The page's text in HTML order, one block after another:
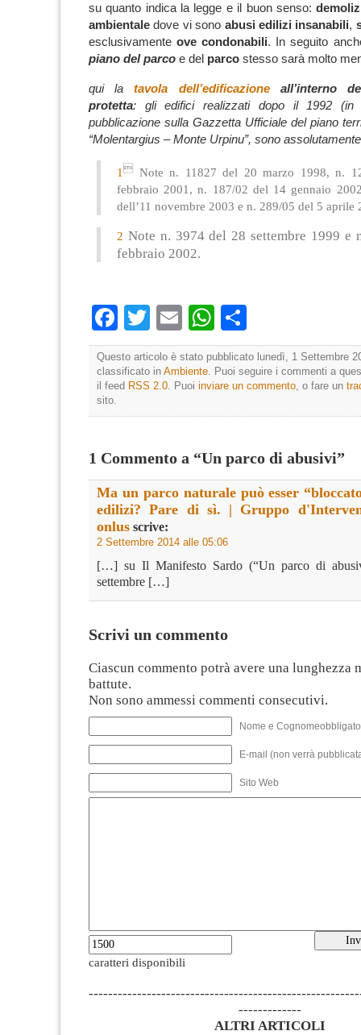
su quanto indica la legge e il buon senso:
ambientale dove vi sono abusi edilizi insanabili,
esclusivamenteove condonabili. In seguito
piano del parco e del parco stesso sarà molto
qui latavola dell’edificazioneall’interno
protetta: gli edifici realizzati dopo il 1992 (in
pubblicazione sulla Gazzetta Ufficiale del piano
“Molentargius – Monte Urpinu”, sono
1  Note n. 11827 del 20 marzo 1998, n.
febbraio 2001, n. 187/02 del 14 gennaio
dell’11 novembre 2003 e n. 289/05 del 5 aprile
2 Note n. 3974 del 28 settembre 1999 e
febbraio 2002.
Facebook
TwitterEmailWhatsApp
Questo articolo è stato pubblicato lunedì, 1 Settembre
classificato in Ambiente . Puoi seguire i commenti a
il feed RSS 2.0 . Puoi inviare un commento , o fare un
sito.
1 Commento a “Un parco di abusivi”
Ma un parco naturale può esser
edilizi? Pare di sì. | Gruppo
onlus scrive:
2 Settembre 2014 alle 05:06
[…] su Il Manifesto Sardo (“Un parco di
settembre […]
Scrivi un commento
Ciascun commento potrà avere una lunghezza
battute.
Non sono ammessi commenti consecutivi.
Nome e
E-mail (non verrà
Sito Web
caratteri disponibili
-------------
ALTRI ARTICOLI